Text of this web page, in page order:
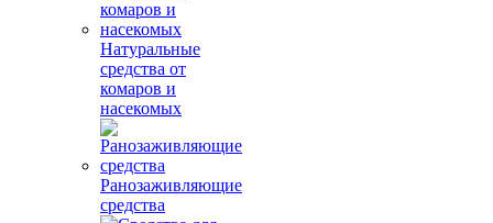
Натуральные
средства от
комаров и
насекомых
Ранозаживляющие
средства